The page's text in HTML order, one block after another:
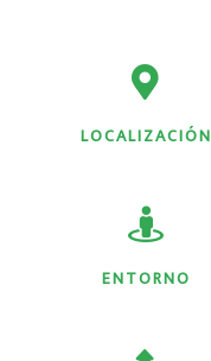
LOCALIZACIÓN
ENTORNO